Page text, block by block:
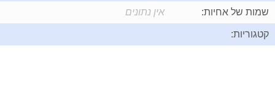
שמות של אחיות: אין נתונים
קטגוריות: